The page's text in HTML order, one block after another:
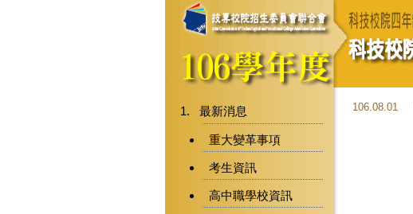
最新消息
重大變革事項
考生資訊
高中職學校資訊
106.08.01